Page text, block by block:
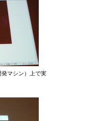
マシン）上で実